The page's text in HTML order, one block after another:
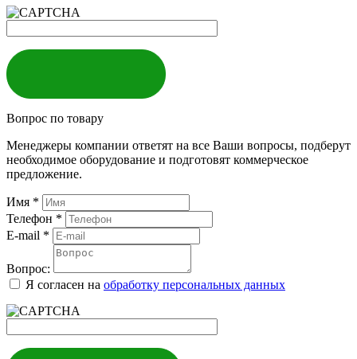
Вопрос по товару
Менеджеры компании ответят на все Ваши вопросы, подберут
необходимое оборудование и подготовят коммерческое
предложение.
Имя *
Телефон *
E-mail *
Вопрос:
Я согласен на обработку персональных данных